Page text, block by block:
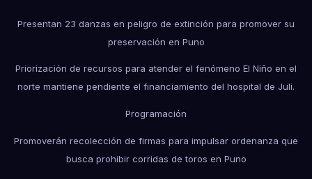
Presentan 23 danzas en peligro de extinción para promover su
preservación en Puno
Priorización de recursos para atender el fenómeno El Niño en el
norte mantiene pendiente el financiamiento del hospital de Juli.
Programación
Promoverán recolección de firmas para impulsar ordenanza que
busca prohibir corridas de toros en Puno